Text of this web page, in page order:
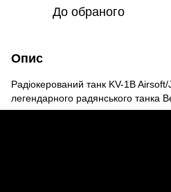
До обраного
Опис
Радіокерований танк KV-1B
легендарного радянського танка